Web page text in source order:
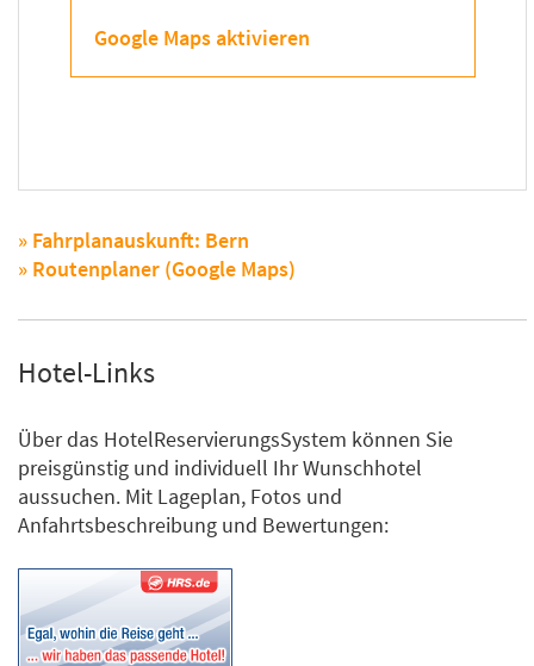
Google Maps aktivieren
» Fahrplanauskunft: Bern
» Routenplaner (Google Maps)
Hotel-Links
Über das HotelReservierungsSystem können Sie
preisgünstig und individuell Ihr Wunschhotel
aussuchen. Mit Lageplan, Fotos und
Anfahrtsbeschreibung und Bewertungen: